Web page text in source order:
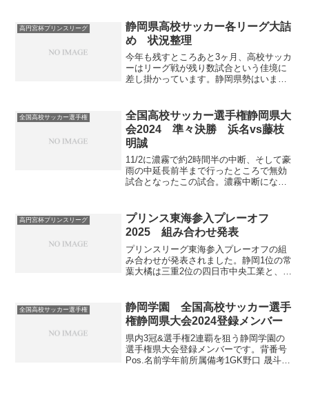
kathorine.hatenadiary.jp ※各チーム消化
試合数...
高円宮杯プリンスリーグ
静岡県高校サッカー各リーグ大詰
め 状況整理
今年も残すところあと3ヶ月、高校サッカ
ーはリーグ戦が残り数試合という佳境に
差し掛かっています。静岡県勢はいまど
最高峰の大会であるプレミアリーグ。昨
年は4チームが参加し...
全国高校サッカー選手権
全国高校サッカー選手権静岡県大
会2024 準々決勝 浜名vs藤枝
明誠
11/2に濃霧で約2時間半の中断、そして豪
雨の中延長前半まで行ったところで無効
試合となったこの試合。濃霧中断になっ
りました。中一日でのかなりキツい状態
での一戦となりま...
高円宮杯プリンスリーグ
プリンス東海参入プレーオフ
2025 組み合わせ発表
プリンスリーグ東海参入プレーオフの組
み合わせが発表されました。静岡1位の常
葉大橘は三重2位の四日市中央工業と、静
り。三重以外は全日程消化済みです。静
岡の結果は下記リンク...
全国高校サッカー選手権
静岡学園 全国高校サッカー選手
権静岡県大会2024登録メンバー
県内3冠&選手権2連覇を狙う静岡学園の
選手権県大会登録メンバーです。背番号
Pos.名前学年前所属備考1GK野口 晟斗高